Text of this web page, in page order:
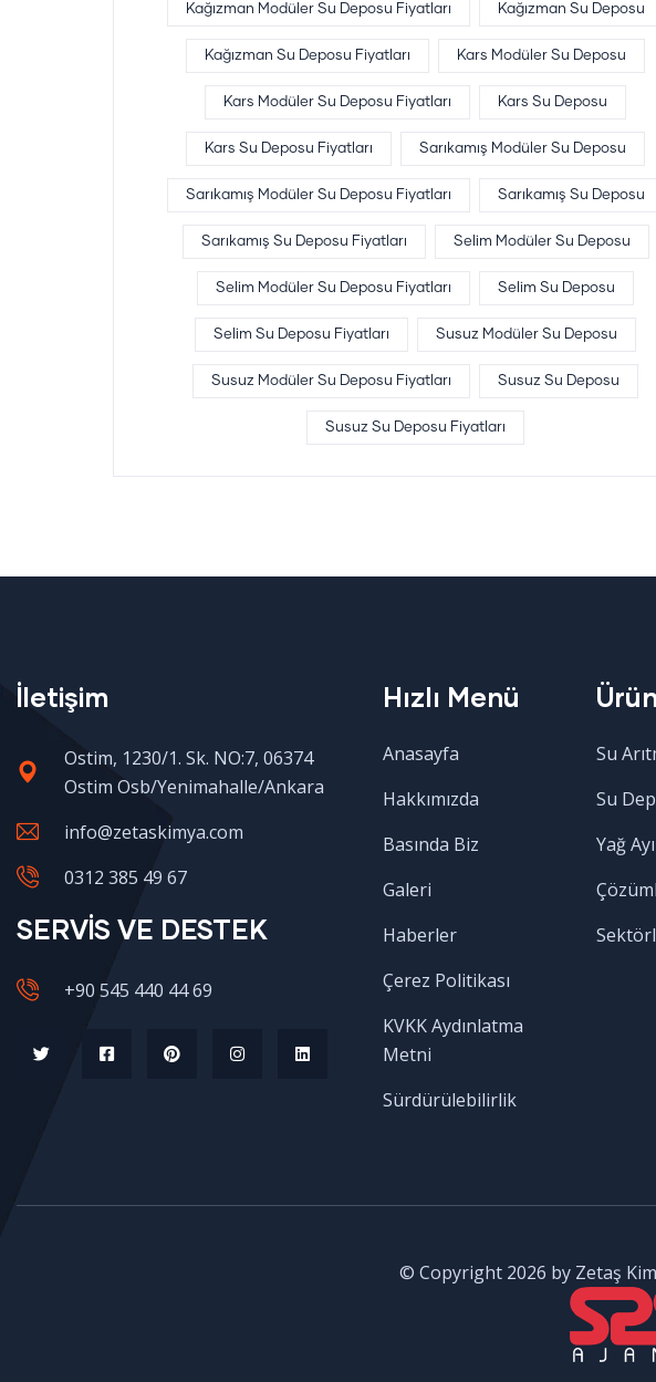
Kağızman Modüler Su Deposu Fiyatları Kağızman Su Deposu
Kağızman Su Deposu Fiyatları Kars Modüler Su Deposu
Kars Modüler Su Deposu Fiyatları Kars Su Deposu
Kars Su Deposu Fiyatları Sarıkamış Modüler Su Deposu
Sarıkamış Modüler Su Deposu Fiyatları Sarıkamış Su Deposu
Sarıkamış Su Deposu Fiyatları Selim Modüler Su Deposu
Selim Modüler Su Deposu Fiyatları Selim Su Deposu
Selim Su Deposu Fiyatları Susuz Modüler Su Deposu
Susuz Modüler Su Deposu Fiyatları Susuz Su Deposu
Susuz Su Deposu Fiyatları
İletişim
Ostim, 1230/1. Sk. NO:7, 06374
Ostim Osb/Yenimahalle/Ankara
info@zetaskimya.com
0312 385 49 67
SERVİS VE DESTEK
+90 545 440 44 69
Hızlı Menü
Anasayfa
Hakkımızda
Basında Biz
Galeri
Haberler
Çerez Politikası
KVKK Aydınlatma
Metni
Sürdürülebilirlik
Su
Su
Yağ
© Copyright 2026 by Zetaş